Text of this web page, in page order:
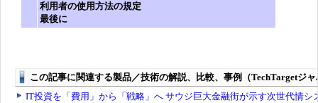
利用者の使用方法の規定
最後に